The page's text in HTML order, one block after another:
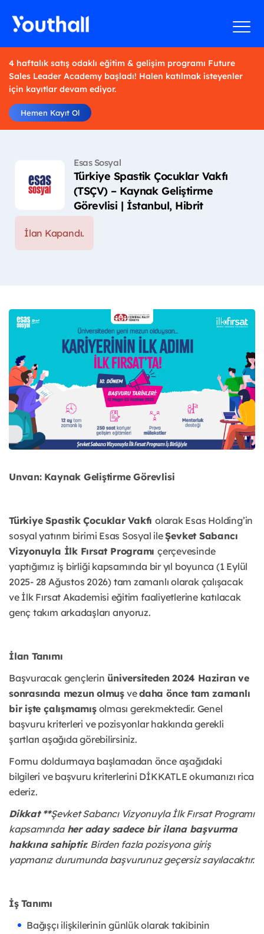
4 haftalık satış odaklı eğitim & gelişim programı Future
Sales Leader Academy başladı! Halen katılmak isteyenler
için kayıtlar devam ediyor.
Hemen Kayıt Ol
Esas Sosyal
Türkiye Spastik Çocuklar Vakfı
(TSÇV) – Kaynak Geliştirme
Görevlisi | İstanbul, Hibrit
İlan Kapandı.
Unvan: Kaynak Geliştirme Görevlisi
Türkiye Spastik Çocuklar Vakfıolarak Esas Holding’in
sosyal yatırım birimi Esas Sosyal ileŞevket Sabancı
Vizyonuyla İlk Fırsat Programıçerçevesinde
yaptığımız iş birliği kapsamında bir yıl boyunca (1 Eylül
2025- 28 Ağustos 2026) tam zamanlı olarak çalışacak
ve İlk Fırsat Akademisi eğitim faaliyetlerine katılacak
genç takım arkadaşları arıyoruz.
İlan Tanımı
Başvuracak gençlerin üniversiteden 2024 Haziran ve
sonrasında mezun olmuş vedaha önce tam zamanlı
bir işte çalışmamışolması gerekmektedir. Genel
başvuru kriterleri ve pozisyonlar hakkında gerekli
şartları aşağıda görebilirsiniz.
Formu doldurmaya başlamadan önce aşağıdaki
bilgileri ve başvuru kriterlerini DİKKATLE okumanızı rica
ederiz.
Dikkat **Şevket Sabancı Vizyonuyla İlk Fırsat Programı
kapsamındaher aday sadece bir ilana başvurma
hakkına sahiptir. Birden fazla pozisyona giriş
yapmanız durumunda başvurunuz geçersiz sayılacaktır.
İş Tanımı
Bağışçı ilişkilerinin günlük olarak takibinin